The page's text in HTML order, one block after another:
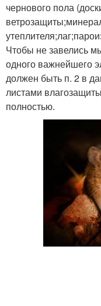
чернового пола
Чтобы не завелись
одного важнейшего
должен быть п. 2 в
листами
полностью.